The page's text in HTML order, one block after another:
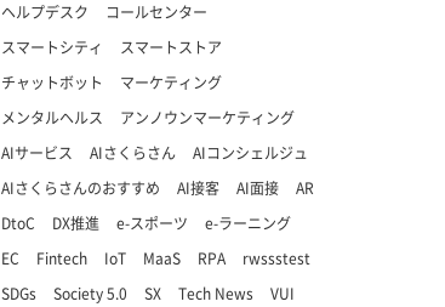
ヘルプデスク
コールセンター
スマートシティ
スマートストア
チャットボット
マーケティング
メンタルヘルス
アンノウンマーケティング
AIサービス
AIさくらさん
AIコンシェルジュ
AIさくらさんのおすすめ
AI接客 AI面接
AR
DtoC
DX推進 e-スポーツ
e-ラーニング
EC
Fintech IoT MaaS RPA
rwssstest
SDGs
Society 5.0 SX Tech News
VUI